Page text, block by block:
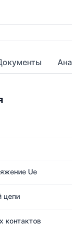
Ue
цепи
контактов